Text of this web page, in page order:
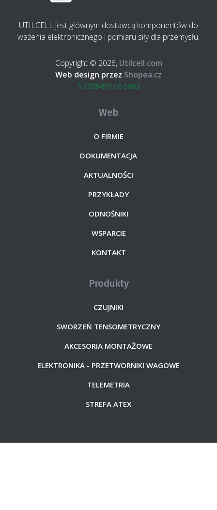
UTILCELL jest głównym dostawcą komponentów do
ważenia elektronicznego i pomiaru siły dla przemysłu.
Copyright © 2026, Utilcell.com
Web design przez Shopea.cz
Nastavení cookies
Web
O FIRMIE
DOKUMENTACJA
AKTUALNOŚCI
PRZYKŁADY
ODNOŚNIKI
WSPARCIE
KONTAKT
Produkty
CZUJNIKI
SWORZEŃ TENSOMETRYCZNY
AKCESORIA MONTAŻOWE
ELEKTRONIKA - PRZETWORNIKI WAGOWE
TELEMETRIA
STREFA ATEX